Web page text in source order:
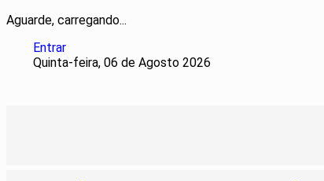
Aguarde, carregando...
Entrar
Quinta-feira, 06 de Agosto 2026